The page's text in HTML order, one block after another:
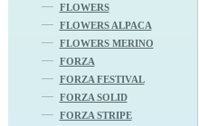
FLOWERS
FLOWERS ALPACA
FLOWERS MERINO
FORZA
FORZA FESTIVAL
FORZA SOLID
FORZA STRIPE